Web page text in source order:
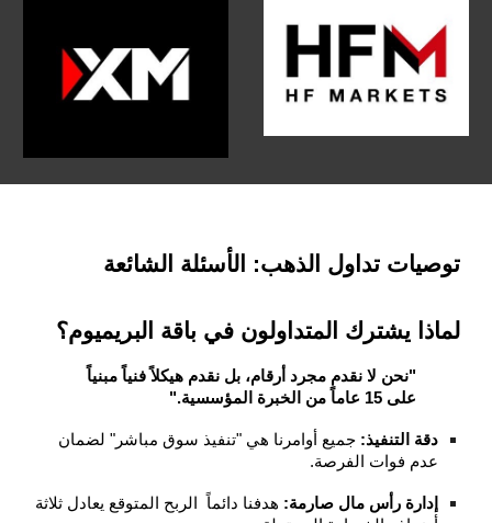
توصيات تداول الذهب: الأسئلة الشائعة
لماذا يشترك المتداولون في باقة البريميوم؟
"نحن لا نقدم مجرد أرقام، بل نقدم هيكلاً فنياً مبنياً
على 15 عاماً من الخبرة المؤسسية."
دقة التنفيذ: جميع أوامرنا هي "تنفيذ سوق مباشر" لضمان
عدم فوات الفرصة.
إدارة رأس مال صارمة: هدفنا دائماً الربح المتوقع يعادل ثلاثة